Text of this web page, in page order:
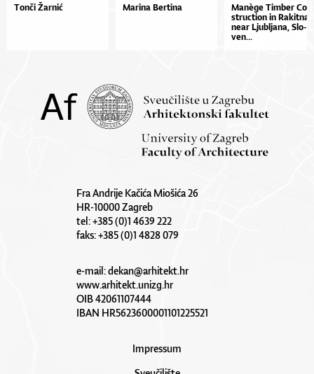
Tonči Žarnić Marina Bertina
Ma­nège Tim­ber Con­
stru­cti­on in Ra­kit­na
ne­ar Lju­bl­ja­na, Slo­
ven...
Fra Andrije Kačića Miošića 26
HR-10000 Zagreb
tel: +385 (0)1 4639 222
faks: +385 (0)1 4828 079
e-mail:dekan@arhitekt.hr
www.arhitekt.unizg.hr
OIB 42061107444
IBAN HR5623600001101225521
Impressum